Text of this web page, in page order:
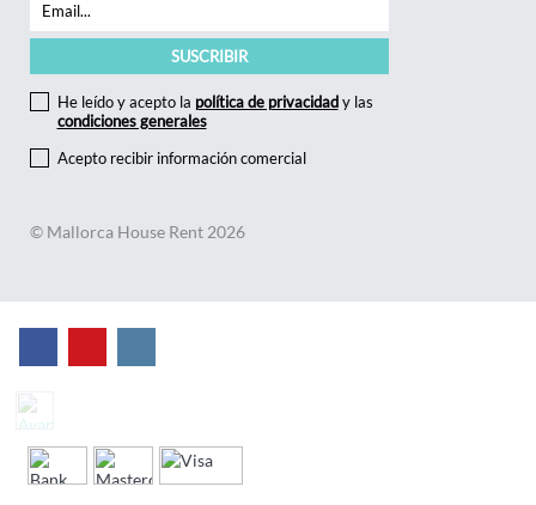
He leído y acepto la política de privacidady las
condiciones generales
Acepto recibir información comercial
© Mallorca House Rent 2026